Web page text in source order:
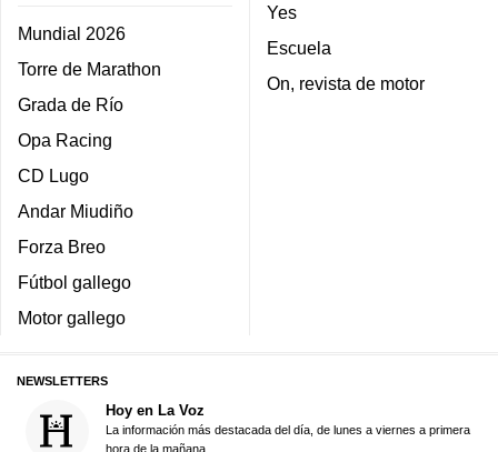
Mundial 2026
Torre de Marathon
Grada de Río
Opa Racing
CD Lugo
Andar Miudiño
Forza Breo
Fútbol gallego
Motor gallego
Yes
Escuela
On, revista de motor
NEWSLETTERS
Hoy en La Voz
La información más destacada del día, de lunes a viernes a primera
hora de la mañana